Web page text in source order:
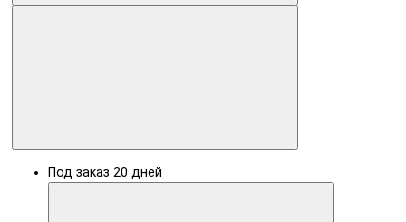
Под заказ 20 дней